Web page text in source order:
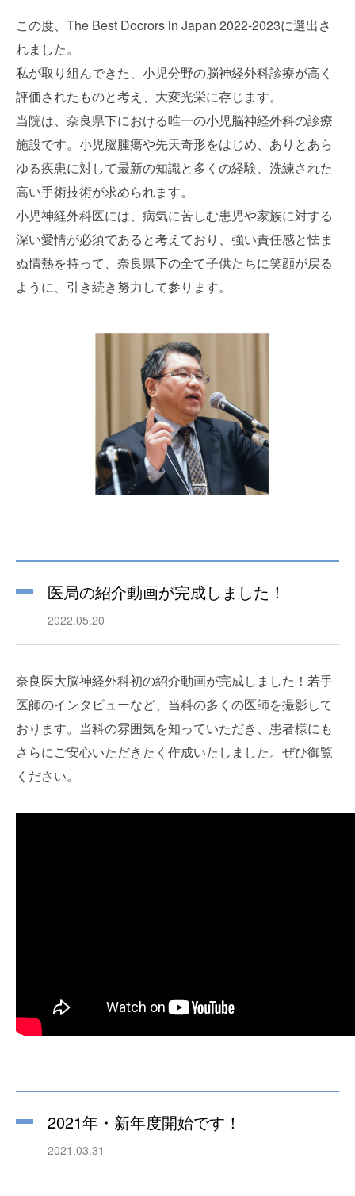
この度、The Best Docrors in Japan 2022-2023に選出さ
れました。
私が取り組んできた、 小児分野の脳神経外科診療が高く
評価されたものと考え、 大変光栄に存じます。
当院は、奈良県下における唯一の小児脳神経外科の診療
施設です。 小児脳腫瘍や先天奇形をはじめ、 ありとあら
ゆる疾患に対して最新の知識と多くの経験、 洗練された
高い手術技術が求められます。
小児神経外科医には、 病気に苦しむ患児や家族に対する
深い愛情が必須であると考えており、強い責任感と怯ま
ぬ情熱を持って、 奈良県下の全て子供たちに笑顔が戻る
ように、 引き続き努力して参ります。
医局の紹介動画が完成しました！
2022.05.20
奈良医大脳神経外科初の紹介動画が完成しました！若手
医師のインタビューなど、当科の多くの医師を撮影して
おります。当科の雰囲気を知っていただき、患者様にも
さらにご安心いただきたく作成いたしました。ぜひ御覧
ください。
2021年・新年度開始です！
2021.03.31